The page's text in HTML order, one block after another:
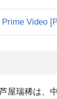
Video
屋瑞稀は、